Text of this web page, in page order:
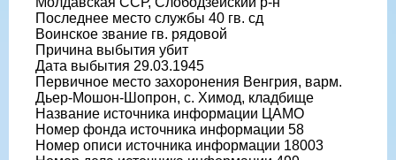
Последнее место службы 40 гв. сд
Воинское звание гв. рядовой
Причина выбытия убит
Дата выбытия 29.03.1945
Первичное место захоронения Венгрия, варм.
Дьер-Мошон-Шопрон, с. Химод, кладбище
Название источника информации ЦАМО
Номер фонда источника информации 58
Номер описи источника информации 18003